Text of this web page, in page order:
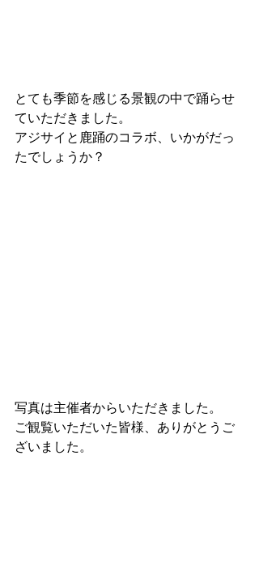
とても季節を感じる景観の中で踊らせ
ていただきました。
アジサイと鹿踊のコラボ、いかがだっ
たでしょうか？
写真は主催者からいただきました。
ご観覧いただいた皆様、ありがとうご
ざいました。